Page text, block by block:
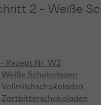
2 - Weiße
Rezept Nr. W2
Schokoladen
Vollmilchschokoladen
Zartbitterschokoladen